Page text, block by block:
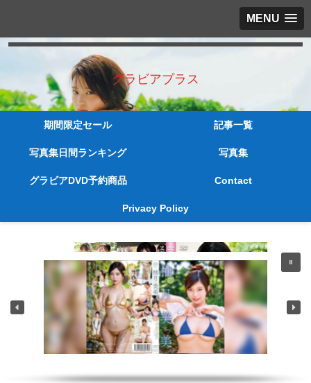
MENU
グラビアプラス
期間限定セール 記事一覧
写真集日間ランキング 写真集
グラビアDVD予約商品 Contact
Privacy Policy